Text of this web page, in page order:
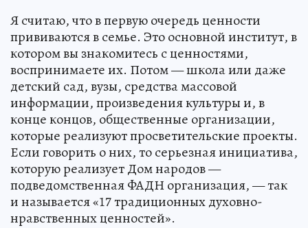
Я считаю, что в первую очередь ценности
прививаются в семье. Это основной институт, в
котором вы знакомитесь с ценностями,
воспринимаете их. Потом — школа или даже
детский сад, вузы, средства массовой
информации, произведения культуры и, в
конце концов, общественные организации,
которые реализуют просветительские проекты.
Если говорить о них, то серьезная инициатива,
которую реализует Дом народов —
подведомственная ФАДН организация, — так
и называется «17 традиционных духовно-
нравственных ценностей».